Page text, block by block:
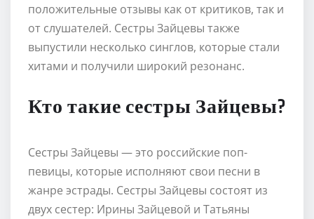
положительные отзывы как от критиков, так и
от слушателей. Сестры Зайцевы также
выпустили несколько синглов, которые стали
хитами и получили широкий резонанс.
Кто такие сестры Зайцевы?
Сестры Зайцевы — это российские поп-
певицы, которые исполняют свои песни в
жанре эстрады. Сестры Зайцевы состоят из
двух сестер: Ирины Зайцевой и Татьяны